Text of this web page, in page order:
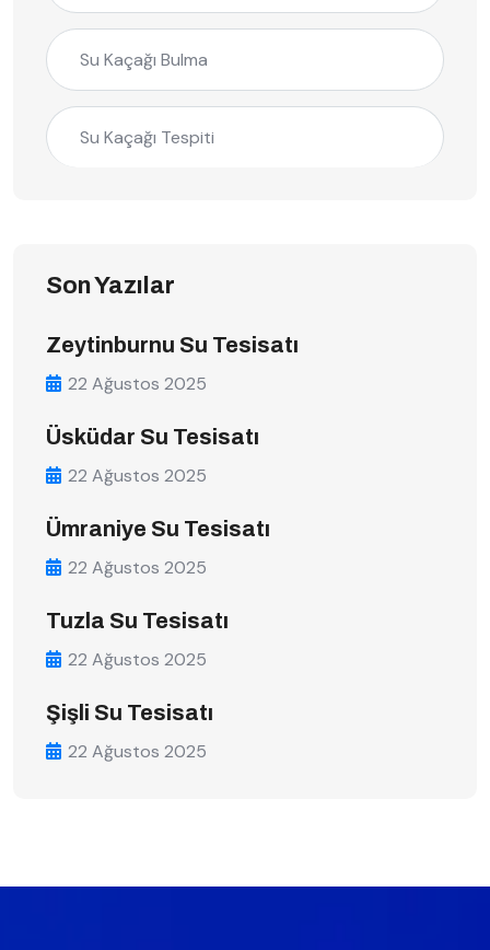
Su Kaçağı Bulma
Su Kaçağı Tespiti
Son Yazılar
Zeytinburnu Su Tesisatı
22 Ağustos 2025
Üsküdar Su Tesisatı
22 Ağustos 2025
Ümraniye Su Tesisatı
22 Ağustos 2025
Tuzla Su Tesisatı
22 Ağustos 2025
Şişli Su Tesisatı
22 Ağustos 2025